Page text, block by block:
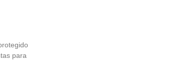
para